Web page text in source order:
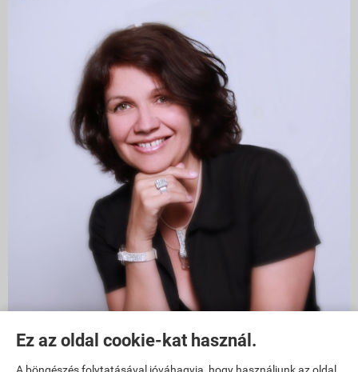
Ez az oldal cookie-kat használ.
1011 Budapest, Szilágyi Dezső tér 6